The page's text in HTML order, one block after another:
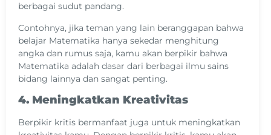
berbagai sudut pandang.
Contohnya, jika teman yang lain beranggapan bahwa
belajar Matematika hanya sekedar menghitung
angka dan rumus saja, kamu akan berpikir bahwa
Matematika adalah dasar dari berbagai ilmu sains
bidang lainnya dan sangat penting.
4. Meningkatkan Kreativitas
Berpikir kritis bermanfaat juga untuk meningkatkan